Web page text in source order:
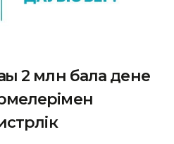
2 млн бала дене